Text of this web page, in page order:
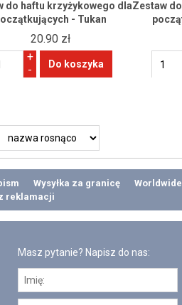
do haftu krzyżykowego dla
- Tukan
20.90 zł
+
-
Zestaw
Wysyłka za granicę
reklamacji
Masz pytanie? Napisz do nas: